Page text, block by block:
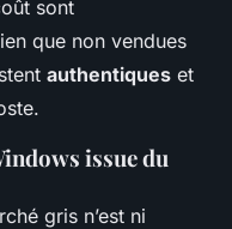
sont
que non vendues
authentiques et
issue du
gris n’est ni